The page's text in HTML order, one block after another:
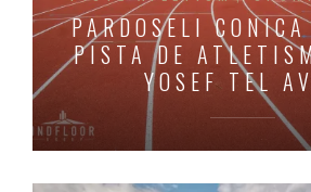
PARDOSELI
PISTA DE
YOSEF TEL